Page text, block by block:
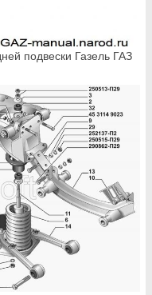
подвески Газель ГАЗ